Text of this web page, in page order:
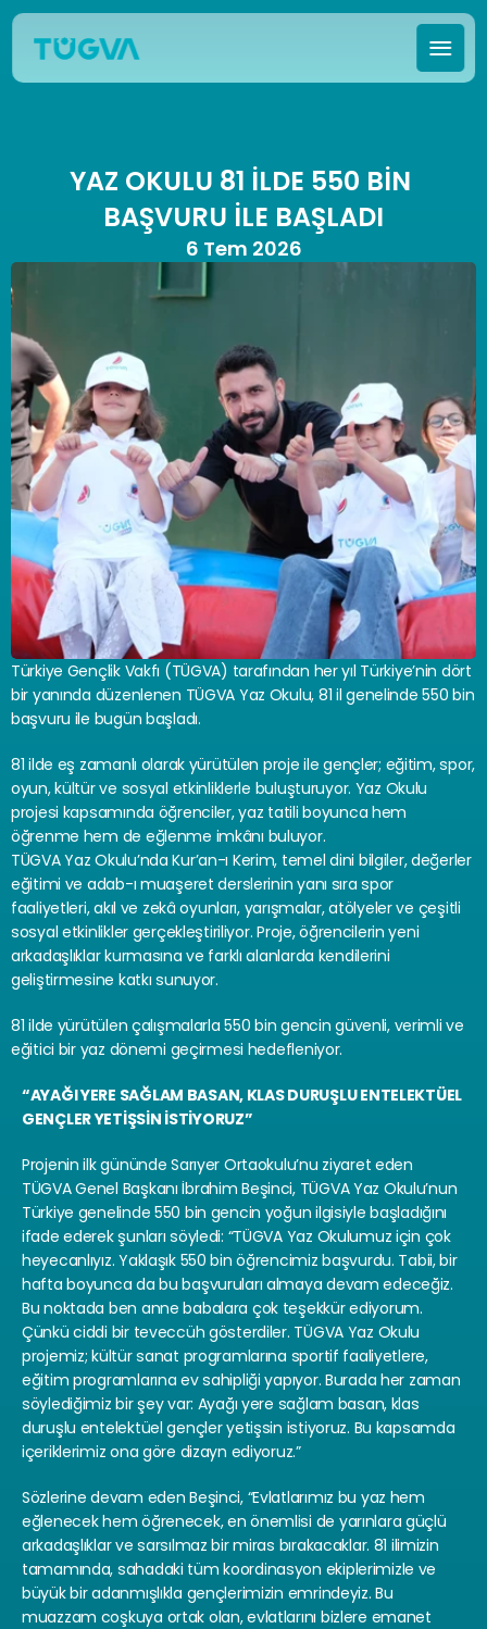
YAZ OKULU 81 İLDE 550 BİN
BAŞVURU İLE BAŞLADI
6 Tem 2026
Türkiye Gençlik Vakfı (TÜGVA) tarafından her yıl Türkiye’nin dört
bir yanında düzenlenen TÜGVA Yaz Okulu, 81 il genelinde 550 bin
başvuru ile bugün başladı.
81 ilde eş zamanlı olarak yürütülen proje ile gençler; eğitim, spor,
oyun, kültür ve sosyal etkinliklerle buluşturuyor. Yaz Okulu
projesi kapsamında öğrenciler, yaz tatili boyunca hem
öğrenme hem de eğlenme imkânı buluyor.
TÜGVA Yaz Okulu’nda Kur’an-ı Kerim, temel dini bilgiler, değerler
eğitimi ve adab-ı muaşeret derslerinin yanı sıra spor
faaliyetleri, akıl ve zekâ oyunları, yarışmalar, atölyeler ve çeşitli
sosyal etkinlikler gerçekleştiriliyor. Proje, öğrencilerin yeni
arkadaşlıklar kurmasına ve farklı alanlarda kendilerini
geliştirmesine katkı sunuyor.
81 ilde yürütülen çalışmalarla 550 bin gencin güvenli, verimli ve
eğitici bir yaz dönemi geçirmesi hedefleniyor.
“AYAĞI YERE SAĞLAM BASAN, KLAS DURUŞLU ENTELEKTÜEL
GENÇLER YETİŞSİN İSTİYORUZ”
Projenin ilk gününde Sarıyer Ortaokulu’nu ziyaret eden
TÜGVA Genel Başkanı İbrahim Beşinci, TÜGVA Yaz Okulu’nun
Türkiye genelinde 550 bin gencin yoğun ilgisiyle başladığını
ifade ederek şunları söyledi: “TÜGVA Yaz Okulumuz için çok
heyecanlıyız. Yaklaşık 550 bin öğrencimiz başvurdu. Tabii, bir
hafta boyunca da bu başvuruları almaya devam edeceğiz.
Bu noktada ben anne babalara çok teşekkür ediyorum.
Çünkü ciddi bir teveccüh gösterdiler. TÜGVA Yaz Okulu
projemiz; kültür sanat programlarına sportif faaliyetlere,
eğitim programlarına ev sahipliği yapıyor. Burada her zaman
söylediğimiz bir şey var: Ayağı yere sağlam basan, klas
duruşlu entelektüel gençler yetişsin istiyoruz. Bu kapsamda
içeriklerimiz ona göre dizayn ediyoruz.”
Sözlerine devam eden Beşinci, “Evlatlarımız bu yaz hem
eğlenecek hem öğrenecek, en önemlisi de yarınlara güçlü
arkadaşlıklar ve sarsılmaz bir miras bırakacaklar. 81 ilimizin
tamamında, sahadaki tüm koordinasyon ekiplerimizle ve
büyük bir adanmışlıkla gençlerimizin emrindeyiz. Bu
muazzam coşkuya ortak olan, evlatlarını bizlere emanet